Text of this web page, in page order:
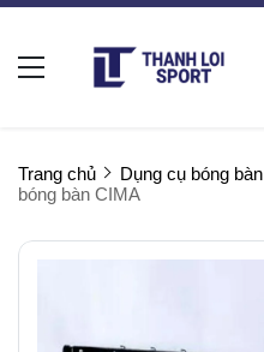
Trang chủ Dụng cụ bóng bàn
bóng bàn CIMA